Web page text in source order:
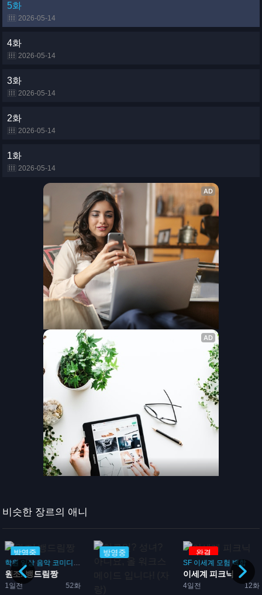
5화
2026-05-14
4화
2026-05-14
3화
2026-05-14
2화
2026-05-14
1화
2026-05-14
비슷한 장르의 애니
두...
방영중
학원 일상 음악 코미디
1일전 52화
원조! 뱅드림짱
방영중 완결
SF 이세계 모험 백합
4일전 12화
이세계 피크닉